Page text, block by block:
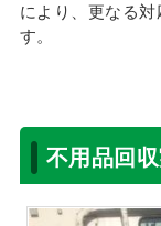
により、更なる
す。
不用品回